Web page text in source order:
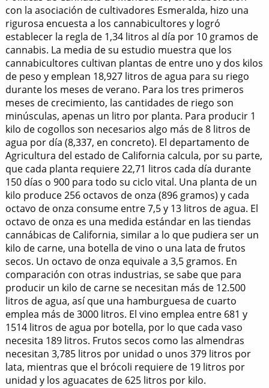
con la asociación de cultivadores Esmeralda, hizo una
rigurosa encuesta a los cannabicultores y logró
establecer la regla de 1,34 litros al día por 10 gramos de
cannabis. La media de su estudio muestra que los
cannabicultores cultivan plantas de entre uno y dos kilos
de peso y emplean 18,927 litros de agua para su riego
durante los meses de verano. Para los tres primeros
meses de crecimiento, las cantidades de riego son
minúsculas, apenas un litro por planta. Para producir 1
kilo de cogollos son necesarios algo más de 8 litros de
agua por día (8,337, en concreto). El departamento de
Agricultura del estado de California calcula, por su parte,
que cada planta requiere 22,71 litros cada día durante
150 días o 900 para todo su ciclo vital. Una planta de un
kilo produce 256 octavos de onza (896 gramos) y cada
octavo de onza consume entre 7,5 y 13 litros de agua. El
octavo de onza es una medida estándar en las tiendas
cannábicas de California, similar a lo que pudiera ser un
kilo de carne, una botella de vino o una lata de frutos
secos. Un octavo de onza equivale a 3,5 gramos. En
comparación con otras industrias, se sabe que para
producir un kilo de carne se necesitan más de 12.500
litros de agua, así que una hamburguesa de cuarto
emplea más de 3000 litros. El vino emplea entre 681 y
1514 litros de agua por botella, por lo que cada vaso
necesita 189 litros. Frutos secos como las almendras
necesitan 3,785 litros por unidad o unos 379 litros por
lata, mientras que el brócoli requiere de 19 litros por
unidad y los aguacates de 625 litros por kilo.